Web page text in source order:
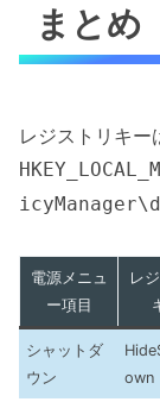
まとめ
レジストリキー
電源メニュ
ー項目
レ
シャットダ
ウン
own